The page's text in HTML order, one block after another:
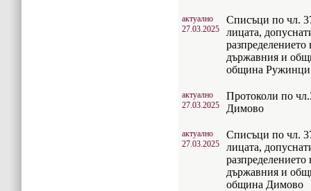
актуално
27.03.2025
Списъци по чл.
лицата,
държавния и
община Ружинци
актуално
27.03.2025
Протоколи по
Димово
актуално
27.03.2025
Списъци по чл.
лицата,
държавния и
община Димово